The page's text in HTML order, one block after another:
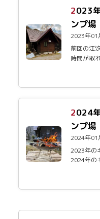
2023年のキャンプ始めは大原湖キャ
ンプ場
2023年01
前回の江
時間が取
2024年のキャンプ始めも大原湖キャ
ンプ場
2024年01
2023年の
2024年の